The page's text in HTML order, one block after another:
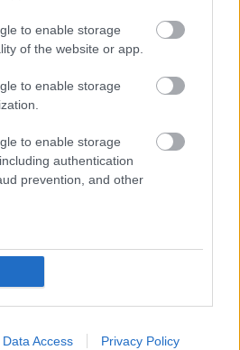
to enable storage
of the website or app.
to enable storage
to enable storage
authentication
prevention, and other
Data Access Privacy Policy
Πώς να ελέγξετε τα λάστιχα